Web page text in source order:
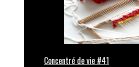
Concentré de vie #41